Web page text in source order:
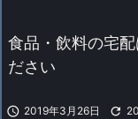
食品・飲料の宅
ださい
 2019年3月26日 